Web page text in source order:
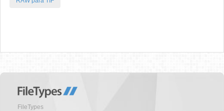
FileTypes